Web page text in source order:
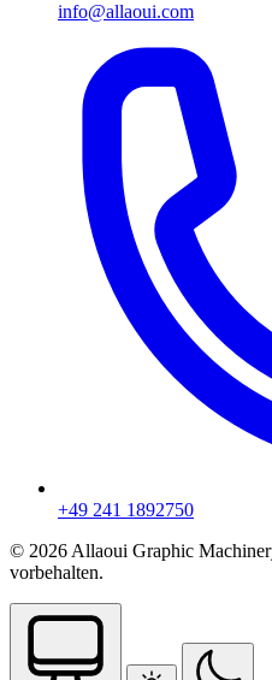
info@allaoui.com
+49 241 1892750
© 2026 Allaoui Graphic
vorbehalten.